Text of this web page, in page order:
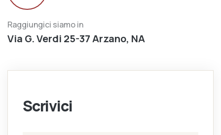
Raggiungici siamo in
Via G. Verdi 25-37 Arzano, NA
Scrivici